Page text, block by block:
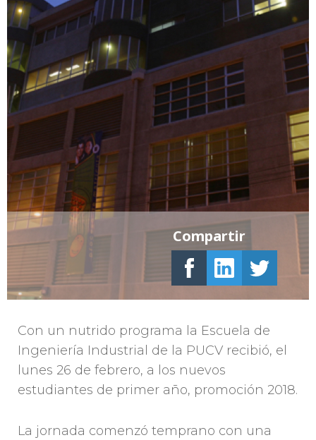
Con un nutrido programa la Escuela de
Ingeniería Industrial de la PUCV recibió, el
lunes 26 de febrero, a los nuevos
estudiantes de primer año, promoción 2018.
La jornada comenzó temprano con una
Compartir